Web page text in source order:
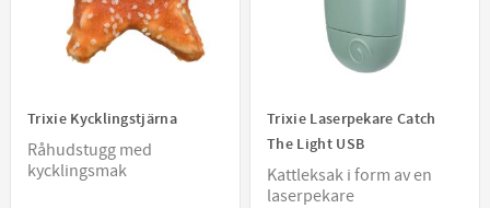
Trixie Kycklingstjärna
Råhudstugg med
kycklingsmak
Trixie Laserpekare Catch
The Light USB
Kattleksak i form av en
laserpekare